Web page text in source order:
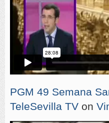
PGM 49 Semana
TeleSevilla TV on